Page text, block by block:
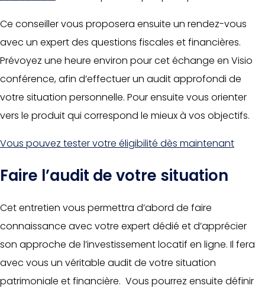
Ce conseiller vous proposera ensuite un rendez-vous
avec un expert des questions fiscales et financières.
Prévoyez une heure environ pour cet échange en Visio
conférence, afin d’effectuer un audit approfondi de
votre situation personnelle. Pour ensuite vous orienter
vers le produit qui correspond le mieux à vos objectifs.
Vous pouvez tester votre éligibilité dès maintenant
Faire l’audit de votre situation
Cet entretien vous permettra d’abord de faire
connaissance avec votre expert dédié et d’apprécier
son approche de l’investissement locatif en ligne. Il fera
avec vous un véritable audit de votre situation
patrimoniale et financière. Vous pourrez ensuite définir